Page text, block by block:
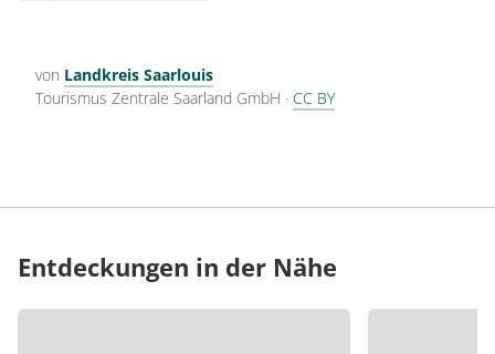
von Landkreis Saarlouis
Tourismus Zentrale Saarland GmbH · CC BY
Entdeckungen in der Nähe